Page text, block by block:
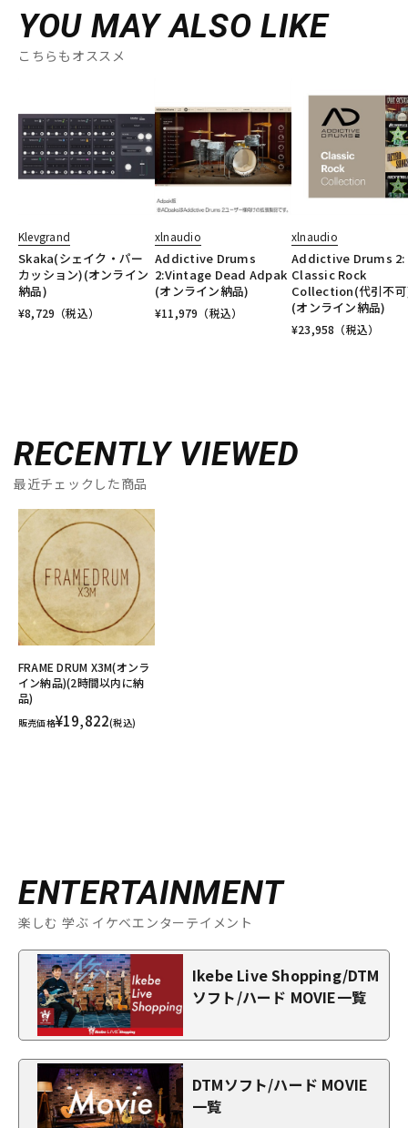
YOU MAY ALSO LIKE
こちらもオススメ
Klevgrand
Skaka(シェイク・パー
カッション)(オンライン
納品)
¥8,729 （税込）
xlnaudio
Addictive Drums
2:Vintage Dead Adpak
(オンライン納品)
¥11,979 （税込）
xlnaudio
Addictive Drums 2:
Classic Rock
Collection(代引不
(オンライン納品)
¥23,958 （税込）
RECENTLY VIEWED
最近チェックした商品
FRAME DRUM X3M(オンラ
イン納品)(2時間以内に納
品)
販売価格¥19,822(税込)
ENTERTAINMENT
楽しむ 学ぶ イケベエンターテイメント
Ikebe Live Shopping/DTM
ソフト/ハード MOVIE一覧
DTMソフト/ハード MOVIE
一覧